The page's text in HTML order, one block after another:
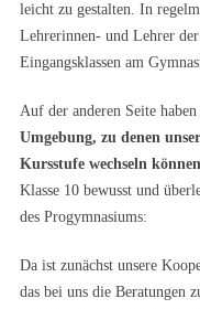
leicht zu gestalten. In
Lehrerinnen- und Lehrer
Eingangsklassen am
Auf der anderen Seite
Umgebung, zu denen
Kursstufe wechseln können
Klasse 10 bewusst und
des Progymnasiums:
Da ist zunächst unsere
das bei uns die Beratungen